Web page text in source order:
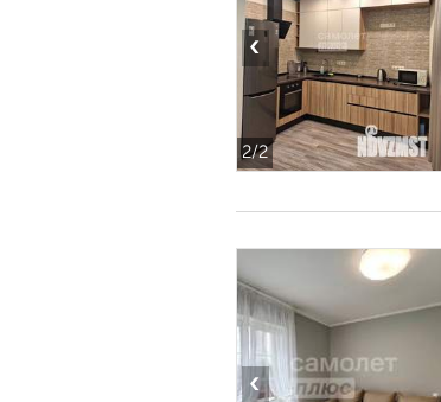
2/2
‹
‹